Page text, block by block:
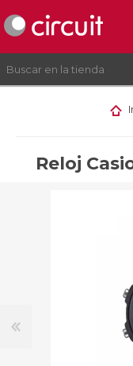
INICIAR SESIÓN
Reloj